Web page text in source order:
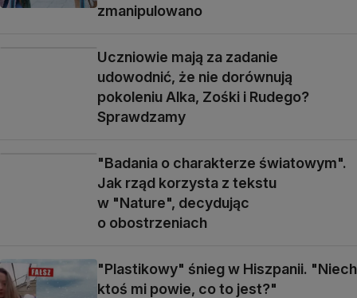
zmanipulowano
Uczniowie mają za zadanie
udowodnić, że nie dorównują
pokoleniu Alka, Zośki i Rudego?
Sprawdzamy
"Badania o charakterze światowym".
Jak rząd korzysta z tekstu
w "Nature", decydując
o obostrzeniach
"Plastikowy" śnieg w Hiszpanii. "Niech
ktoś mi powie, co to jest?"